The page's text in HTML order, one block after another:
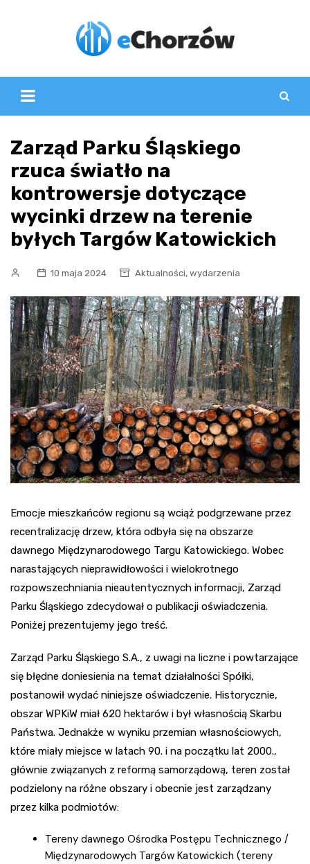
Zarząd Parku Śląskiego
rzuca światło na
kontrowersje dotyczące
wycinki drzew na terenie
byłych Targów Katowickich
10 maja 2024 Aktualności, wydarzenia
Emocje mieszkańców regionu są wciąż podgrzewane przez
recentralizację drzew, która odbyła się na obszarze
dawnego Międzynarodowego Targu Katowickiego. Wobec
narastających nieprawidłowości i wielokrotnego
rozpowszechniania nieautentycznych informacji, Zarząd
Parku Śląskiego zdecydował o publikacji oświadczenia.
Poniżej prezentujemy jego treść.
Zarząd Parku Śląskiego S.A., z uwagi na liczne i powtarzające
się błędne doniesienia na temat działalności Spółki,
postanowił wydać niniejsze oświadczenie. Historycznie,
obszar WPKiW miał 620 hektarów i był własnością Skarbu
Państwa. Jednakże w wyniku przemian własnościowych,
które miały miejsce w latach 90. i na początku lat 2000.,
głównie związanych z reformą samorządową, teren został
podzielony na różne obszary i obecnie jest zarządzany
przez kilka podmiotów:
Tereny dawnego Ośrodka Postępu Technicznego /
Międzynarodowych Targów Katowickich (tereny